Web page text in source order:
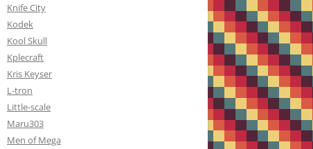
Knife City
Kodek
Kool Skull
Kplecraft
Kris Keyser
L-tron
Little-scale
Maru303
Men of Mega